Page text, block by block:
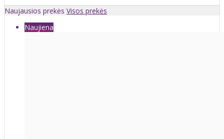
Naujausios prekės Visos prekės
Naujiena